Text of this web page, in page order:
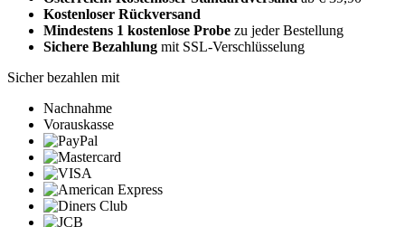
Kostenloser Rückversand
Mindestens 1 kostenlose Probe zu jeder Bestellung
Sichere Bezahlung mit SSL-Verschlüsselung
Sicher bezahlen mit
Nachnahme
Vorauskasse